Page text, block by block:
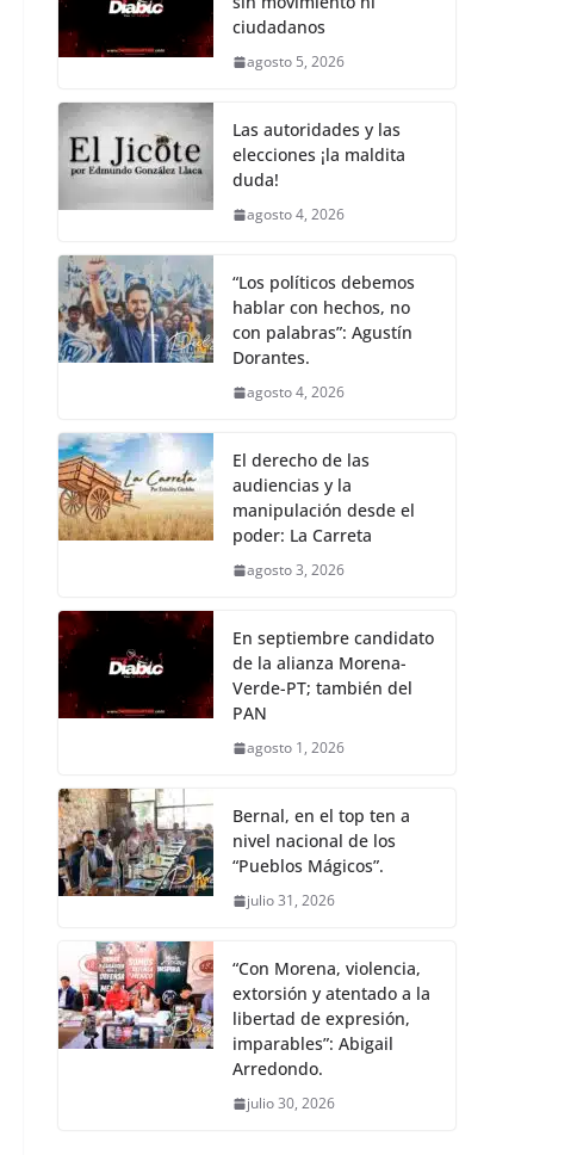
b
o
o
k
A
p
Li
n
a
ciudadanos
agosto 5, 2026
Las autoridades y las
elecciones ¡la maldita
duda!
agosto 4, 2026
“Los políticos debemos
hablar con hechos, no
con palabras”: Agustín
Dorantes.
agosto 4, 2026
El derecho de las
audiencias y la
manipulación desde el
poder: La Carreta
agosto 3, 2026
En septiembre candidato
de la alianza Morena-
Verde-PT; también del
PAN
agosto 1, 2026
Bernal, en el top ten a
nivel nacional de los
“Pueblos Mágicos”.
julio 31, 2026
“Con Morena, violencia,
extorsión y atentado a la
libertad de expresión,
imparables”: Abigail
Arredondo.
julio 30, 2026